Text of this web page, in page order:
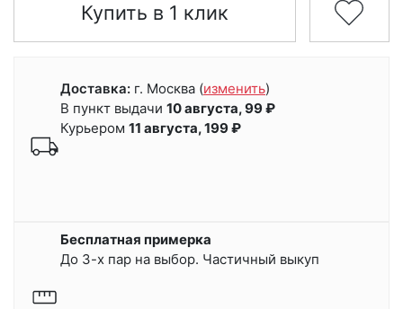
Купить в 1 клик
Доставка: г. Москва (изменить)
В пункт выдачи 10 августа, 99 ₽
Курьером 11 августа, 199 ₽
Бесплатная примерка
До 3-х пар на выбор. Частичный выкуп